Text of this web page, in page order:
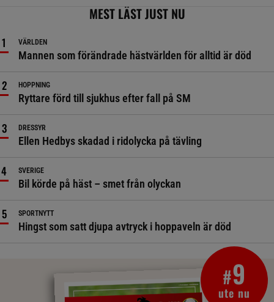
MEST LÄST JUST NU
VÄRLDEN
Mannen som förändrade hästvärlden för alltid är död
HOPPNING
Ryttare förd till sjukhus efter fall på SM
DRESSYR
Ellen Hedbys skadad i ridolycka på tävling
SVERIGE
Bil körde på häst – smet från olyckan
SPORTNYTT
Hingst som satt djupa avtryck i hoppaveln är död
#9
ute nu